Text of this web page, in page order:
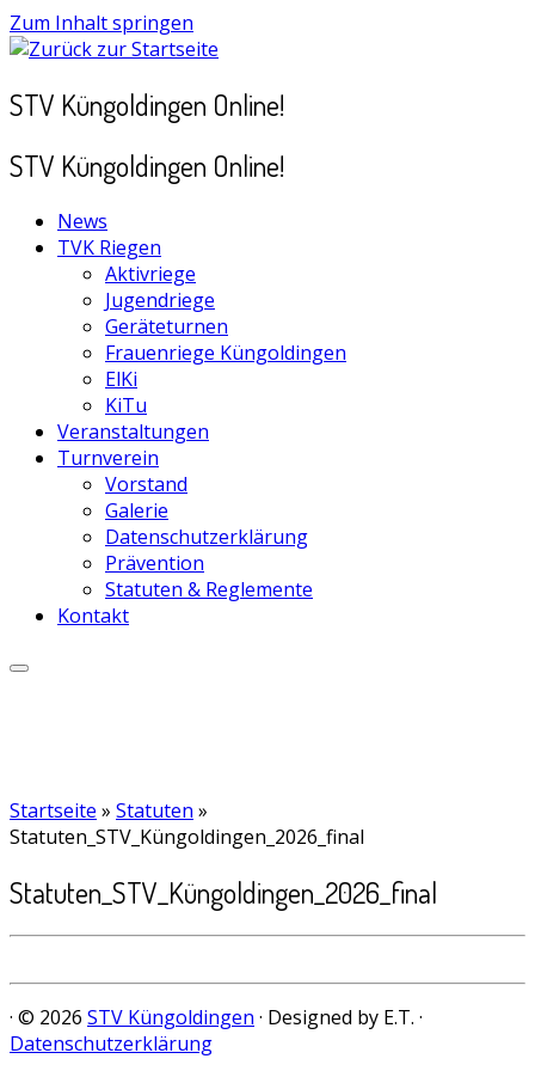
Zum Inhalt springen
STV Küngoldingen Online!
STV Küngoldingen Online!
News
TVK Riegen
Aktivriege
Jugendriege
Geräteturnen
Frauenriege Küngoldingen
ElKi
KiTu
Veranstaltungen
Turnverein
Vorstand
Galerie
Datenschutzerklärung
Prävention
Statuten & Reglemente
Kontakt
Startseite » Statuten »
Statuten_STV_Küngoldingen_2026_final
Statuten_STV_Küngoldingen_2026_final
· © 2026 STV Küngoldingen · Designed by E.T. ·
Datenschutzerklärung